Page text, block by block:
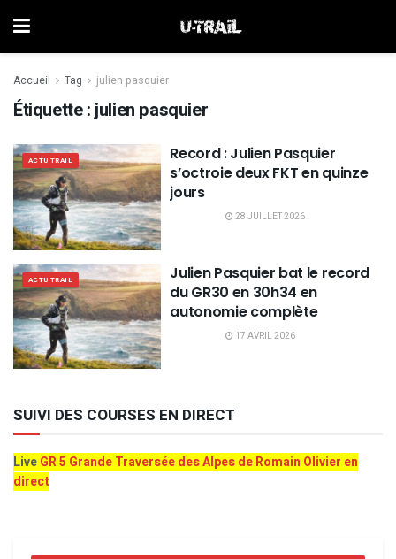
Accueil Tag julien pasquier
Étiquette :julien pasquier
ACTU TRAIL
Record : Julien Pasquier
s’octroie deux FKT en quinze
jours
28 JUILLET 2026
ACTU TRAIL
Julien Pasquier bat le record
du GR30 en 30h34 en
autonomie complète
17 AVRIL 2026
SUIVI DES COURSES EN DIRECT
LiveGR 5 Grande Traversée des Alpes de Romain Olivier en
direct